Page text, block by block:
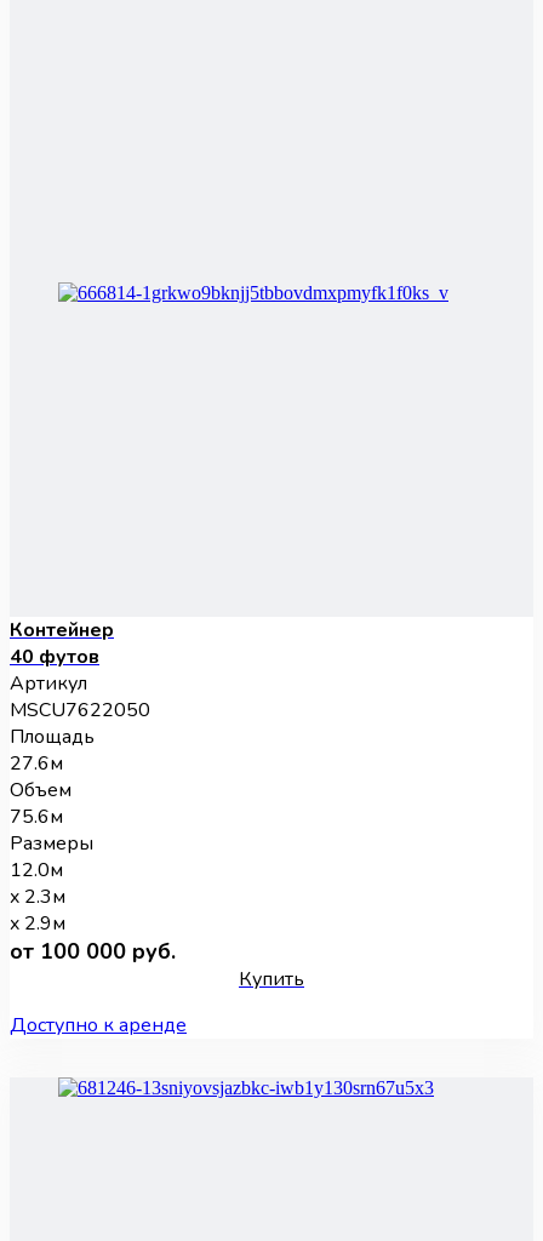
Контейнер
40 футов
Артикул
MSCU7622050
Площадь
27.6м
Объем
75.6м
Размеры
12.0м
x 2.3м
x 2.9м
от 100 000 руб.
Купить
Доступно к аренде